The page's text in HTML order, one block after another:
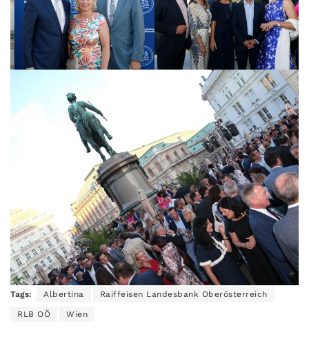
Tags: Albertina Raiffeisen Landesbank Oberösterreich
RLB OÖ Wien